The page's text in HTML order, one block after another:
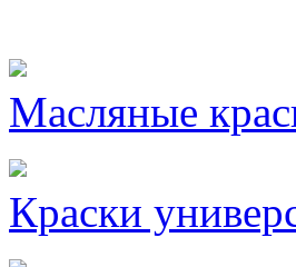
Масляные
Краски